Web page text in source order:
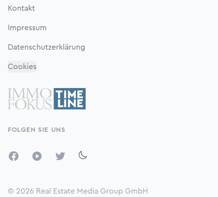
Kontakt
Impressum
Datenschutzerklärung
Cookies
FOLGEN SIE UNS
FacebookYouTubeTwitter
© 2026 Real Estate Media Group GmbH